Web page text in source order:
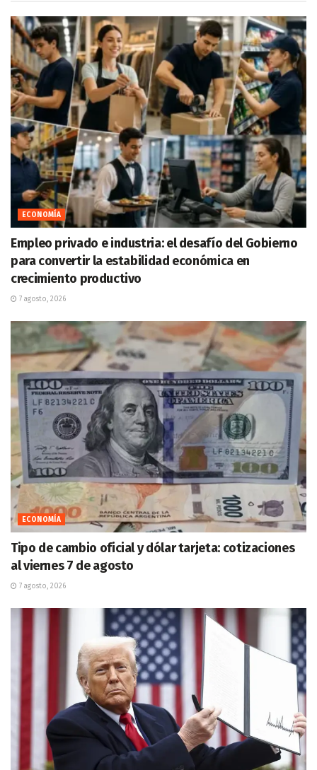
ECONOMÍA
Empleo privado e industria: el desafío del Gobierno
para convertir la estabilidad económica en
crecimiento productivo
7 agosto, 2026
ECONOMÍA
Tipo de cambio oficial y dólar tarjeta: cotizaciones
al viernes 7 de agosto
7 agosto, 2026